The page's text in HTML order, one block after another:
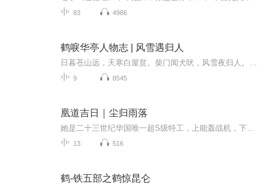
83 4986
鹤唳华亭人物志 | 风雪遇归人
9 8545
凰道吉日｜尘归雨落
13 516
鹤-铁五部之鹤惊昆仑